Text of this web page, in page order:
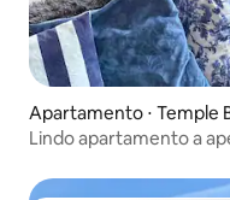
Apartamento ⋅ Temple
Lindo apartamento a